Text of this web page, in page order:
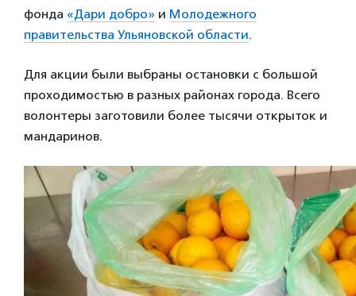
фонда «Дари добро» и Молодежного
правительства Ульяновской области.
Для акции были выбраны остановки с большой
проходимостью в разных районах города. Всего
волонтеры заготовили более тысячи открыток и
мандаринов.